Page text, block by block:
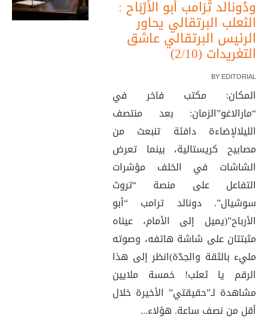
ودُونالد تْرَامب أبو الأرْبَاح :
الثعلب البرتقالي يحاور
الرئيس البرتقالي عاشق
التغريدات (2/10)
BY EDITORIAL
المكان: مكتب فاخر في
“مارالاغو”الزمان: بعد منتصف
الليلالإضاءة دافئة تنبعث من
مصابيح كريستالية، بينما تعرض
الشاشات في الخلف مؤشرات
التفاعل على منصة “تروث
سوشيال”. دونالد ترامب “أبو
الأرباح”(يميل إلى الأمام، عيناه
مثبتتان على شاشة هاتفه، وصوته
مليء بالثقة والحِدّة)انظر إلى هذا
الرقم يا ثعلب! خمسة ملايين
مشاهدة لـ”حقيقتي” الأخيرة خلال
أقل من نصف ساعة. هؤلاء...